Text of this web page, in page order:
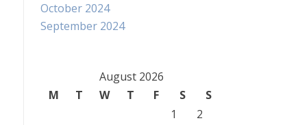
October 2024
September 2024
August 2026
M
T W T F S
S
1
2